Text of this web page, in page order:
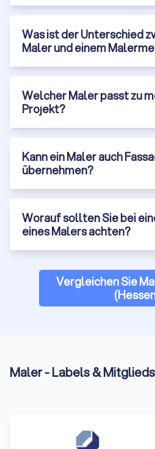
Was ist der Unterschied
Maler und einem
Welcher Maler passt zu
Projekt?
Kann ein Maler auch
übernehmen?
Worauf sollten Sie bei
eines Malers achten?
Vergleichen Sie
Maler - Labels &